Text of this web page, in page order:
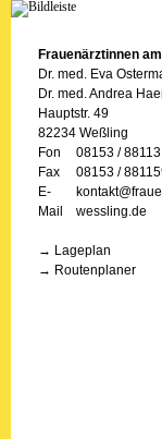
Frauenärztinnen
Dr. med. Eva
Dr. med. Andrea
Hauptstr. 49
82234 Weßling
Fon
08153 / 88113
Fax
08153 /
E-
Mail
wessling.de
→ Lageplan
→ Routenplaner